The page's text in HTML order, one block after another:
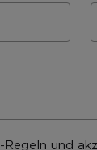
-Regeln und